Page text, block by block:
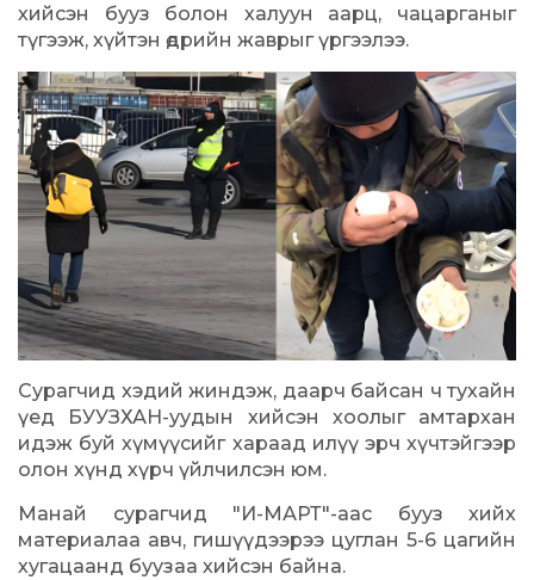
хийсэн бууз болон халуун аарц, чацарганыг
түгээж, хүйтэн өдрийн жаврыг үргээлээ.
Сурагчид хэдий жиндэж, даарч байсан ч тухайн
үед БУУЗХАН-уудын хийсэн хоолыг амтархан
идэж буй хүмүүсийг хараад илүү эрч хүчтэйгээр
олон хүнд хүрч үйлчилсэн юм.
Манай сурагчид "И-МАРТ"-аас бууз хийх
материалаа авч, гишүүдээрээ цуглан 5-6 цагийн
хугацаанд буузаа хийсэн байна.